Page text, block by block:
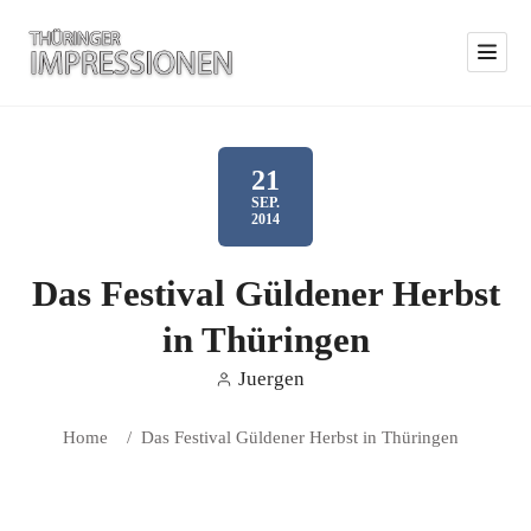
21
SEP.
2014
Das Festival Güldener Herbst
in Thüringen
Juergen
Home / Das Festival Güldener Herbst in Thüringen